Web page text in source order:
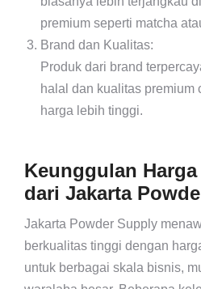
premium seperti matcha
Brand dan Kualitas:
Produk dari brand
halal dan kualitas premium
harga lebih tinggi.
Keunggulan
dari Jakarta
Jakarta Powder Supply
berkualitas tinggi dengan
untuk berbagai skala bisnis,